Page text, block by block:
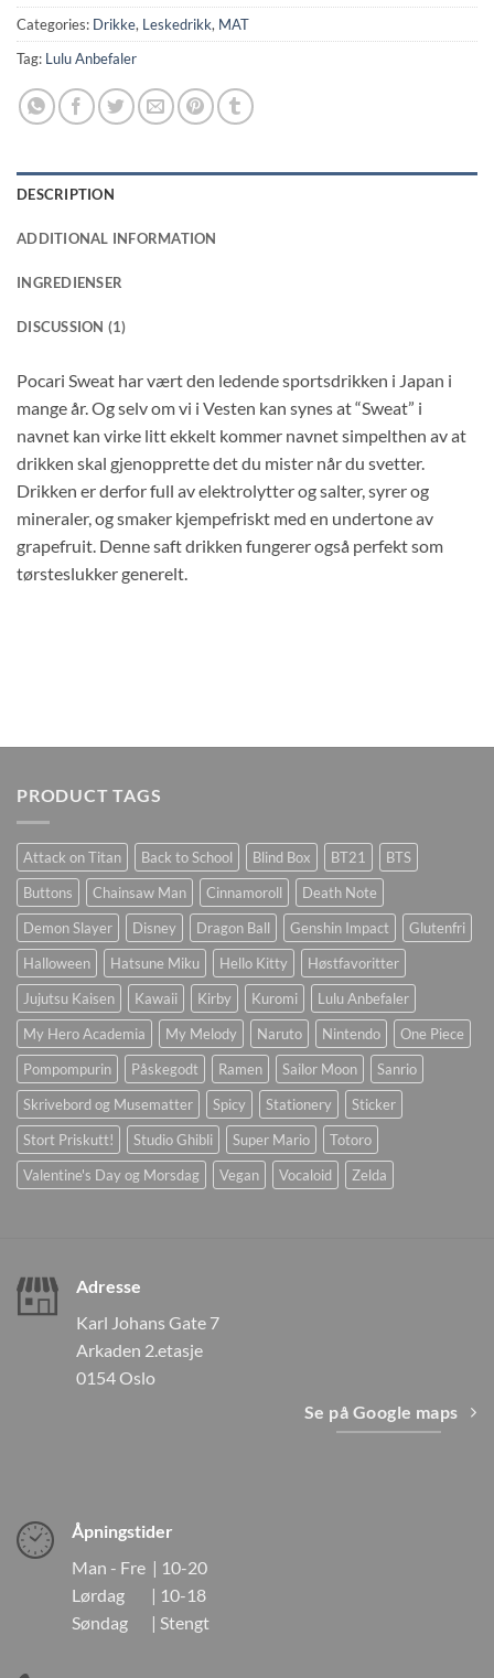
Categories: Drikke, Leskedrikk, MAT
Tag: Lulu Anbefaler
DESCRIPTION
ADDITIONAL INFORMATION
INGREDIENSER
DISCUSSION (1)
Pocari Sweat har vært den ledende sportsdrikken i Japan i
mange år. Og selv om vi i Vesten kan synes at “Sweat” i
navnet kan virke litt ekkelt kommer navnet simpelthen av at
drikken skal gjenopprette det du mister når du svetter.
Drikken er derfor full av elektrolytter og salter, syrer og
mineraler, og smaker kjempefriskt med en undertone av
grapefruit. Denne saft drikken fungerer også perfekt som
tørsteslukker generelt.
PRODUCT TAGS
Attack on Titan Back to School Blind Box BT21
BTS
Buttons
Chainsaw Man Cinnamoroll
Death Note
Demon Slayer
Disney Dragon Ball Genshin Impact
Glutenfri
Halloween
Hatsune Miku Hello Kitty
Høstfavoritter
Jujutsu Kaisen
Kawaii Kirby Kuromi
Lulu Anbefaler
My Hero Academia
My Melody Naruto Nintendo
One Piece
Pompompurin
Påskegodt Ramen Sailor Moon
Sanrio
Skrivebord og Musematter
Spicy Stationery
Sticker
Stort Priskutt!
Studio Ghibli Super Mario
Totoro
Valentine's Day og Morsdag
Vegan Vocaloid Zelda
Adresse
Karl Johans Gate 7
Arkaden 2.etasje
0154 Oslo
Se på Google maps
Åpningstider
Man - Fre | 10-20
Lørdag | 10-18
Søndag | Stengt